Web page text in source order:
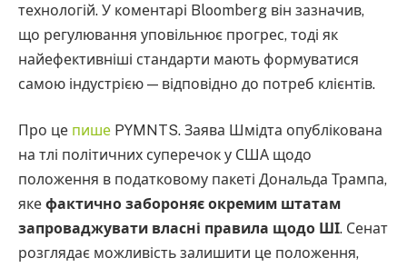
технологій. У коментарі Bloomberg він зазначив,
що регулювання уповільнює прогрес, тоді як
найефективніші стандарти мають формуватися
самою індустрією — відповідно до потреб клієнтів.
Про це пише PYMNTS. Заява Шмідта опублікована
на тлі політичних суперечок у США щодо
положення в податковому пакеті Дональда Трампа,
яке фактично забороняє окремим штатам
запроваджувати власні правила щодо ШІ. Сенат
розглядає можливість залишити це положення,